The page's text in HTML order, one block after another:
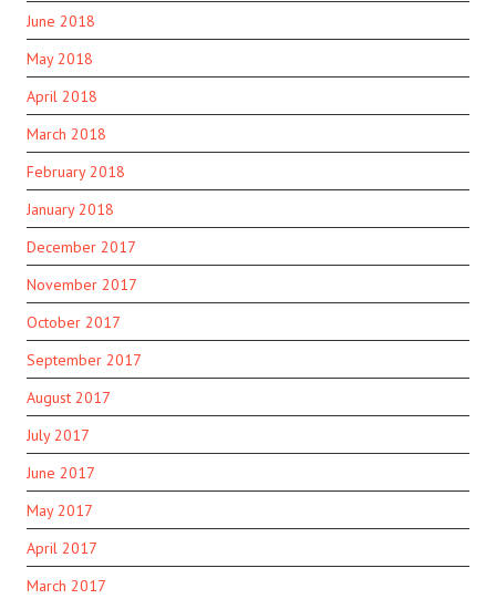
June 2018
May 2018
April 2018
March 2018
February 2018
January 2018
December 2017
November 2017
October 2017
September 2017
August 2017
July 2017
June 2017
May 2017
April 2017
March 2017